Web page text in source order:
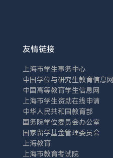
友情链接
上海市学生事务中心
中国学位与研究生教育信息网
中国高等教育学生信息网
上海市学生资助在线申请
中华人民共和国教育部
国务院学位委员会办公室
国家留学基金管理委员会
上海教育
上海市教育考试院